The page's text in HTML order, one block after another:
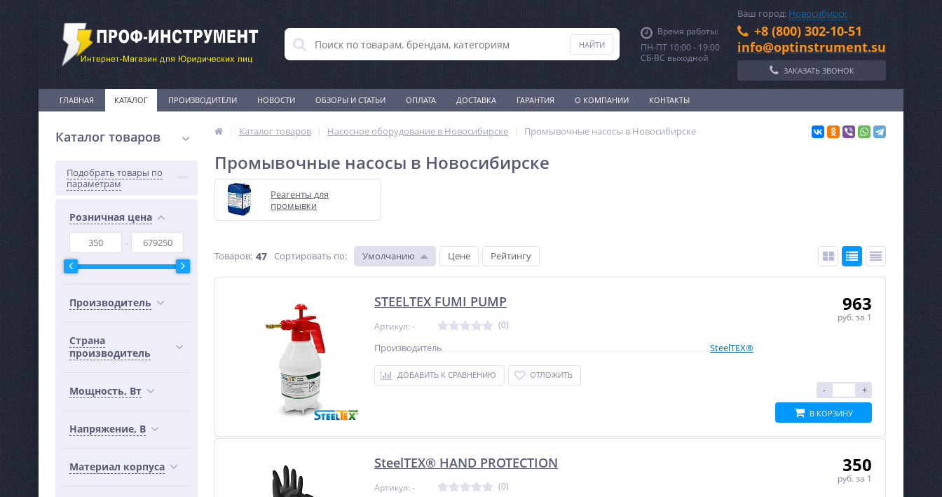
Время работы:
ПН-ПТ 10:00 - 19:00
СБ-ВС выходной
Ваш город: Новосибирск
+8 (800) 302-10-51
info@optinstrument.su
ЗАКАЗАТЬ ЗВОНОК
ГЛАВНАЯ КАТАЛОГ ПРОИЗВОДИТЕЛИ НОВОСТИ ОБЗОРЫ И СТАТЬИ ОПЛАТА ДОСТАВКА ГАРАНТИЯ О КОМПАНИИ КОНТАКТЫ
Каталог товаров
Подобрать товары по
параметрам
Розничная цена
Производитель
Страна
производитель
Мощность, Вт
Напряжение, В
Материал корпуса
Каталог товаров Насосное оборудование в Новосибирске Промывочные насосы в Новосибирске
Промывочные насосы в Новосибирске
Реагенты для
промывки
Товаров: 47 Сортировать по: Умолчанию Цене Рейтингу
STEELTEX FUMI PUMP
Артикул: - (0)
Производитель SteelTEX®
ДОБАВИТЬ К СРАВНЕНИЮ ОТЛОЖИТЬ
963
руб. за 1
+
-
В КОРЗИНУ
SteelTEX® HAND PROTECTION
Артикул: - (0)
350
руб. за 1